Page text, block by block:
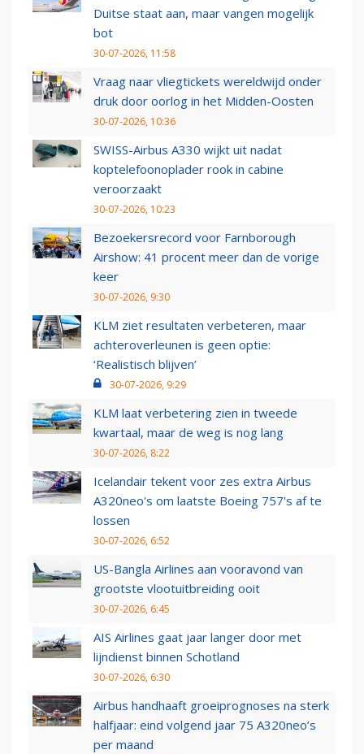
Duitse staat aan, maar vangen mogelijk
bot
30-07-2026, 11:58
Vraag naar vliegtickets wereldwijd onder
druk door oorlog in het Midden-Oosten
30-07-2026, 10:36
SWISS-Airbus A330 wijkt uit nadat
koptelefoonoplader rook in cabine
veroorzaakt
30-07-2026, 10:23
Bezoekersrecord voor Farnborough
Airshow: 41 procent meer dan de vorige
keer
30-07-2026, 9:30
KLM ziet resultaten verbeteren, maar
achteroverleunen is geen optie:
‘Realistisch blijven’
30-07-2026, 9:29
KLM laat verbetering zien in tweede
kwartaal, maar de weg is nog lang
30-07-2026, 8:22
Icelandair tekent voor zes extra Airbus
A320neo's om laatste Boeing 757's af te
lossen
30-07-2026, 6:52
US-Bangla Airlines aan vooravond van
grootste vlootuitbreiding ooit
30-07-2026, 6:45
AIS Airlines gaat jaar langer door met
lijndienst binnen Schotland
30-07-2026, 6:30
Airbus handhaaft groeiprognoses na sterk
halfjaar: eind volgend jaar 75 A320neo’s
per maand